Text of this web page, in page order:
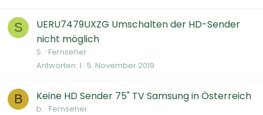
S
UERU7479UXZG Umschalten der HD-Sender
nicht möglich
S. Fernseher
Antworten 1 5. November 2019
B Keine HD Sender 75" TV Samsung in Österreich
b. Fernseher